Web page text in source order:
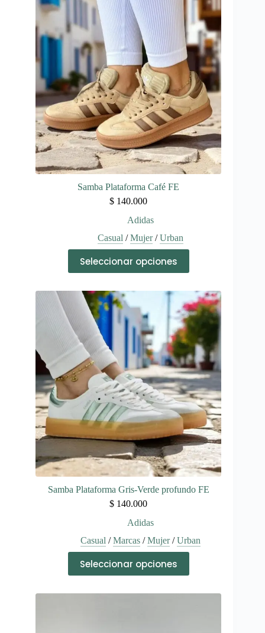
Las
opciones
se
pueden
elegir
la
página
de
producto
Samba Plataforma Café FE
$ 140.000
Adidas
Casual /Mujer/Urban
Seleccionar opciones
producto
tiene
Las
opciones
se
pueden
elegir
la
página
de
producto
Samba Plataforma Gris-Verde profundo FE
$ 140.000
Adidas
Casual /Marcas/Mujer/Urban
Seleccionar opciones
producto
tiene